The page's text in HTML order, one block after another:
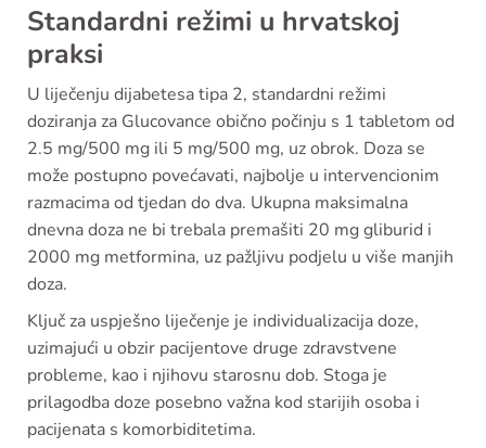
Standardni režimi u hrvatskoj
praksi
U liječenju dijabetesa tipa 2, standardni režimi
doziranja za Glucovance obično počinju s 1 tabletom od
2.5 mg/500 mg ili 5 mg/500 mg, uz obrok. Doza se
može postupno povećavati, najbolje u intervencionim
razmacima od tjedan do dva. Ukupna maksimalna
dnevna doza ne bi trebala premašiti 20 mg gliburid i
2000 mg metformina, uz pažljivu podjelu u više manjih
doza.
Ključ za uspješno liječenje je individualizacija doze,
uzimajući u obzir pacijentove druge zdravstvene
probleme, kao i njihovu starosnu dob. Stoga je
prilagodba doze posebno važna kod starijih osoba i
pacijenata s komorbiditetima.